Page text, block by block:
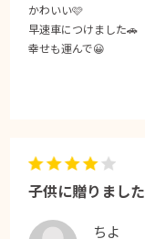
かわいい🩷
早速車につけました🚗
幸せも運んで😀
子供に贈りました
ちよ